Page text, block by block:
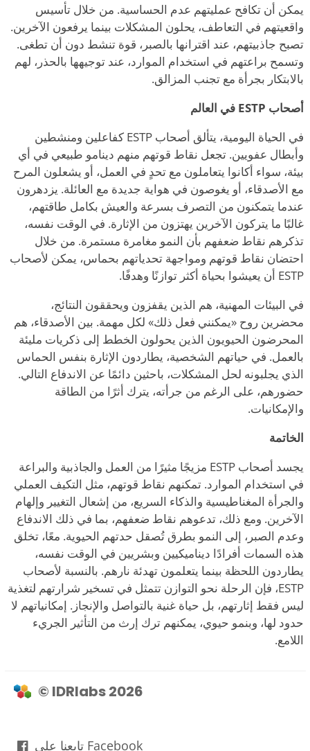
يمكن أن تكافح عمليتهم عدم الحساسية. من خلال تأسيس
واقعيتهم في التعاطف، يحلون المشكلات بينما يرفعون الآخرين.
تصبح جاذبيتهم، عند اقترانها بالصبر، قوة تنشط دون أن تطغى.
وتسمح براعتهم في استخدام الموارد، عند توجيهها بالحذر، لهم
بالابتكار بجرأة مع تجنب المزالق.
أصحاب ESTP في العالم
في الحياة اليومية، يتألق أصحاب ESTP كفاعلين ومنشطين
وأبطال عفويين. تجعل نقاط قوتهم منهم دينامو طبيعي في أي
بيئة، سواء أكانوا يتعاملون مع تحدٍ في العمل، أو يشعلون المرح
مع الأصدقاء، أو يغوصون في هواية جديدة مع العائلة. يزدهرون
عندما يتمكنون من التصرف بسرعة والعيش بكامل طاقتهم،
غالبًا ما يتركون الآخرين يهتزون من الإثارة. في الوقت نفسه،
تذكرهم نقاط ضعفهم بأن النمو مغامرة مستمرة. من خلال
احتضان نقاط قوتهم ومواجهة تحدياتهم بحماس، يمكن لأصحاب
ESTP أن يعيشوا بحياة أكثر توازنًا وهدفًا.
في البيئات المهنية، هم الذين يقفزون ويحققون النتائج،
محضرين روح «يمكنني فعل ذلك» لكل مهمة. بين الأصدقاء، هم
المحرضون الحيويون الذين يحولون الخطط إلى ذكريات مليئة
بالعمل. في حياتهم الشخصية، يطاردون الإثارة بنفس الحماس
الذي يجلبونه لحل المشكلات، باحثين دائمًا عن الاندفاع التالي.
حضورهم، على الرغم من جرأته، يترك أثرًا من الطاقة
والإمكانيات.
الخاتمة
يجسد أصحاب ESTP مزيجًا مثيرًا من العمل والجاذبية والبراعة
في استخدام الموارد. تمكنهم نقاط قوتهم، مثل التكيف العملي
والجرأة المغناطيسية والذكاء السريع، من إشعال التغيير وإلهام
الآخرين. ومع ذلك، تدعوهم نقاط ضعفهم، بما في ذلك الاندفاع
وعدم الصبر، إلى النمو بطرق تُصقل حدتهم الحيوية. معًا، تخلق
هذه السمات أفرادًا ديناميكيين وبشريين في الوقت نفسه،
يطاردون اللحظة بينما يتعلمون تهدئة نارهم. بالنسبة لأصحاب
ESTP، فإن الرحلة نحو التوازن تتمثل في تسخير شرارتهم لتغذية
ليس فقط إثارتهم، بل حياة غنية بالتواصل والإنجاز. إمكانياتهم لا
حدود لها، وبنمو حيوي، يمكنهم ترك إرث من التأثير الجريء
اللامع.
© IDRlabs 2026
تابعنا على Facebook